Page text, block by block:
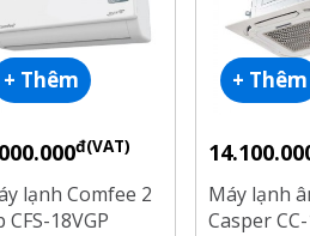
+ Thêm
đ(VAT)
lạnh Comfee 2
CFS-18VGP
+ Thêm
Máy lạnh
Casper